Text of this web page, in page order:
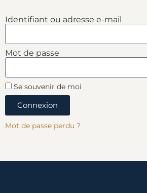
Identifiant ou adresse e-mail
Mot de passe
Se souvenir de moi
Connexion
Mot de passe perdu ?